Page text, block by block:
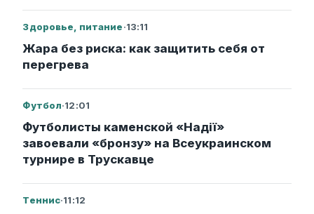
Здоровье, питание·13:11
Жара без риска: как защитить себя от
перегрева
Футбол·12:01
Футболисты каменской «Надії»
завоевали «бронзу» на Всеукраинском
турнире в Трускавце
Теннис·11:12